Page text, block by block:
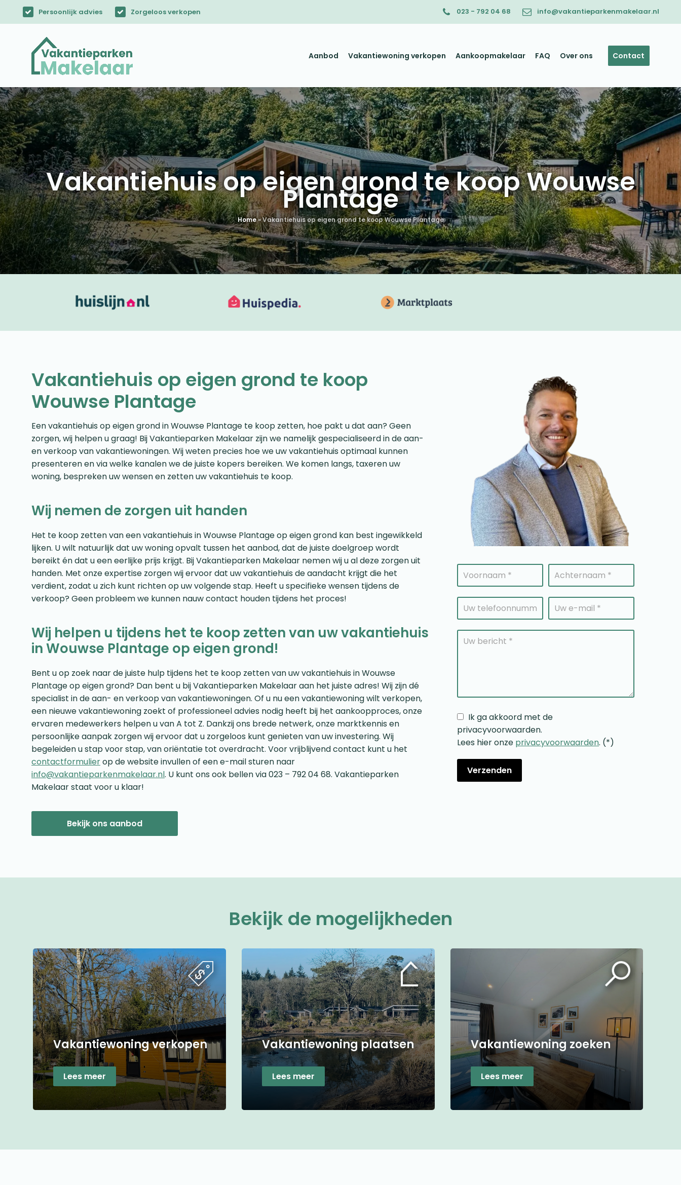
Persoonlijk advies Zorgeloos verkopen 023 - 792 04 68 info@vakantieparkenmakelaar.nl
Aanbod Vakantiewoning verkopen Aankoopmakelaar FAQ Over ons Contact
Vakantiehuis op eigen grond te koop Wouwse
Plantage
Home»Vakantiehuis op eigen grond te koop Wouwse Plantage
Vakantiehuis op eigen grond te koop
Wouwse Plantage
Een vakantiehuis op eigen grond in Wouwse Plantage te koop zetten, hoe pakt u dat aan? Geen
zorgen, wij helpen u graag! Bij Vakantieparken Makelaar zijn we namelijk gespecialiseerd in de aan-
en verkoop van vakantiewoningen. Wij weten precies hoe we uw vakantiehuis optimaal kunnen
presenteren en via welke kanalen we de juiste kopers bereiken. We komen langs, taxeren uw
woning, bespreken uw wensen en zetten uw vakantiehuis te koop.
Wij nemen de zorgen uit handen
Het te koop zetten van een vakantiehuis in Wouwse Plantage op eigen grond kan best ingewikkeld
lijken. U wilt natuurlijk dat uw woning opvalt tussen het aanbod, dat de juiste doelgroep wordt
bereikt én dat u een eerlijke prijs krijgt. Bij Vakantieparken Makelaar nemen wij u al deze zorgen uit
handen. Met onze expertise zorgen wij ervoor dat uw vakantiehuis de aandacht krijgt die het
verdient, zodat u zich kunt richten op uw volgende stap. Heeft u specifieke wensen tijdens de
verkoop? Geen probleem we kunnen nauw contact houden tijdens het proces!
Wij helpen u tijdens het te koop zetten van uw vakantiehuis
in Wouwse Plantage op eigen grond!
Bent u op zoek naar de juiste hulp tijdens het te koop zetten van uw vakantiehuis in Wouwse
Plantage op eigen grond? Dan bent u bij Vakantieparken Makelaar aan het juiste adres! Wij zijn dé
specialist in de aan- en verkoop van vakantiewoningen. Of u nu een vakantiewoning wilt verkopen,
een nieuwe vakantiewoning zoekt of professioneel advies nodig heeft bij het aankoopproces, onze
ervaren medewerkers helpen u van A tot Z. Dankzij ons brede netwerk, onze marktkennis en
persoonlijke aanpak zorgen wij ervoor dat u zorgeloos kunt genieten van uw investering. Wij
begeleiden u stap voor stap, van oriëntatie tot overdracht. Voor vrijblijvend contact kunt u het
contactformulierop de website invullen of een e-mail sturen naar
info@vakantieparkenmakelaar.nl. U kunt ons ook bellen via 023 – 792 04 68. Vakantieparken
Makelaar staat voor u klaar!
Bekijk ons aanbod
Ik ga akkoord met de
privacyvoorwaarden.
Lees hier onze privacyvoorwaarden. (*)
Bekijk de mogelijkheden
Vakantiewoning verkopen
Lees meer
Vakantiewoning plaatsen
Lees meer
Vakantiewoning zoeken
Lees meer